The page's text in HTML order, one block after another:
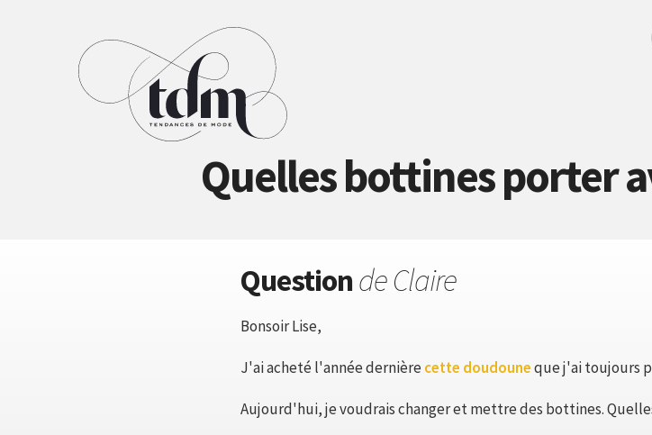
Quelles bottines porter
Questionde Claire
Bonsoir Lise,
J'ai acheté l'année dernière cette doudouneque j'ai toujours
Aujourd'hui, je voudrais changer et mettre des bottines.